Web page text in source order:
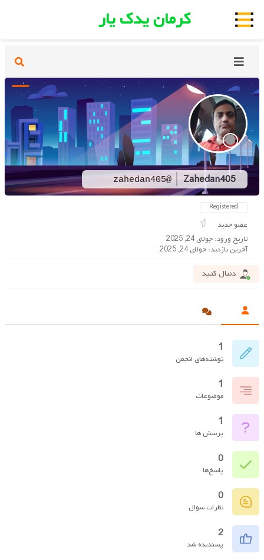
کرمان یدک یار
Zahedan405
@zahedan405
Registered
عضو جدید
تاریخ ورود: جولای 24, 2025
آخرین بازدید: جولای 24, 2025
دنبال کنید
1
نوشته‌های انجمن
1
موضوعات
1
پرسش ها
0
پاسخ‌ها
0
نظرات سوال
2
پسندیده شد